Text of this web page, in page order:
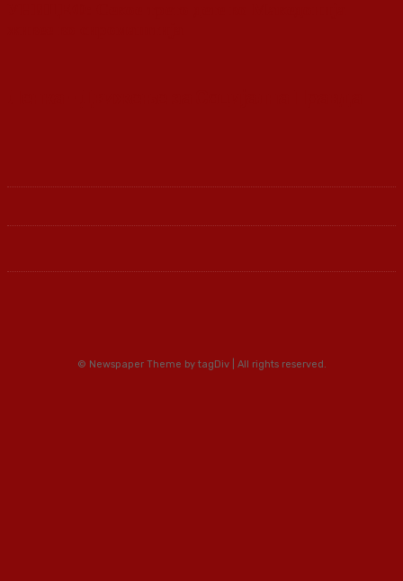
© Newspaper Theme by tagDiv | All rights reserved.